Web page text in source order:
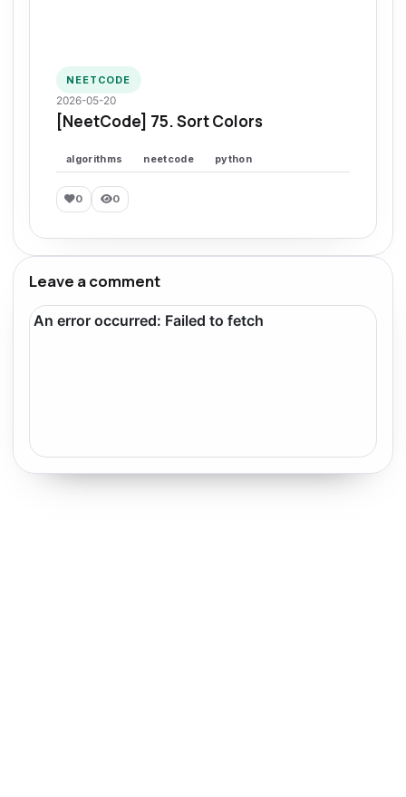
NEETCODE
2026-05-20
[NeetCode] 75. Sort Colors
algorithms neetcode python
0 0
Leave a comment